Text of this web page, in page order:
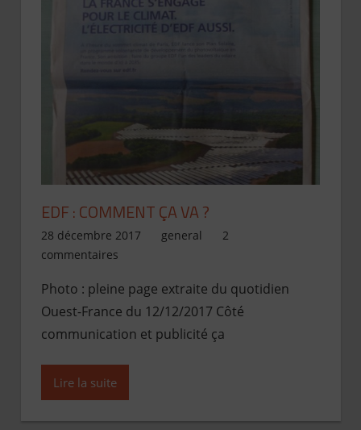
EDF : COMMENT ÇA VA ?
28 décembre 2017 Jean de Pont-Scorff
general
2
commentaires
Photo : pleine page extraite du quotidien
Ouest-France du 12/12/2017 Côté
communication et publicité ça
Lire la suite